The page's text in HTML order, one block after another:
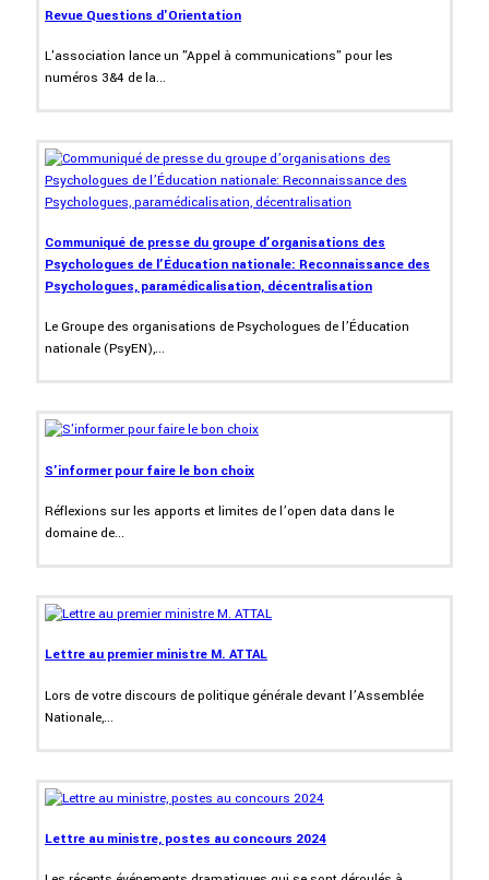
Revue Questions d'Orientation
L'association lance un "Appel à communications" pour les
numéros 3&4 de la...
Communiqué de presse du groupe d’organisations des
Psychologues de l’Éducation nationale: Reconnaissance des
Psychologues, paramédicalisation, décentralisation
Le Groupe des organisations de Psychologues de l’Éducation
nationale (PsyEN),...
S'informer pour faire le bon choix
Réflexions sur les apports et limites de l’open data dans le
domaine de...
Lettre au premier ministre M. ATTAL
Lors de votre discours de politique générale devant l’Assemblée
Nationale,...
Lettre au ministre, postes au concours 2024